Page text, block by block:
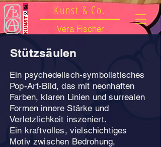
Kunst & Co.
Vera Fischer
Stützsäulen
Ein psychedelisch-symbolistisches
Pop-Art-Bild, das mit neonhaften
Farben, klaren Linien und surrealen
Formen innere Stärke und
Verletzlichkeit inszeniert.
Ein kraftvolles, vielschichtiges
Motiv zwischen Bedrohung,